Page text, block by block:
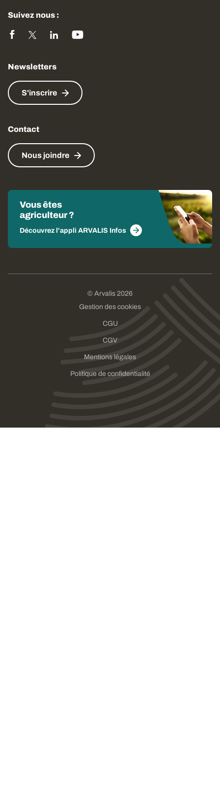
Suivez nous :
Newsletters
S'inscrire
Contact
Nous joindre
Vous êtes
agriculteur ?
Découvrez l'appli ARVALIS Infos
© Arvalis 2026
Gestion des cookies
CGU
CGV
Mentions légales
Politique de confidentialité